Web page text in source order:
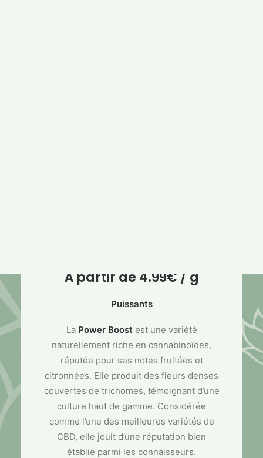
À partir de 4.99€ / g
Puissants
LaPower Boost est une variété
naturellement riche en cannabinoïdes,
réputée pour ses notes fruitées et
citronnées. Elle produit des fleurs denses
couvertes de trichomes, témoignant d’une
culture haut de gamme. Considérée
comme l’une des meilleures variétés de
CBD, elle jouit d’une réputation bien
établie parmi les connaisseurs.